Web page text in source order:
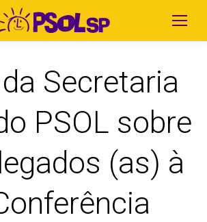
Secretaria
PSOL sobre
(as) à